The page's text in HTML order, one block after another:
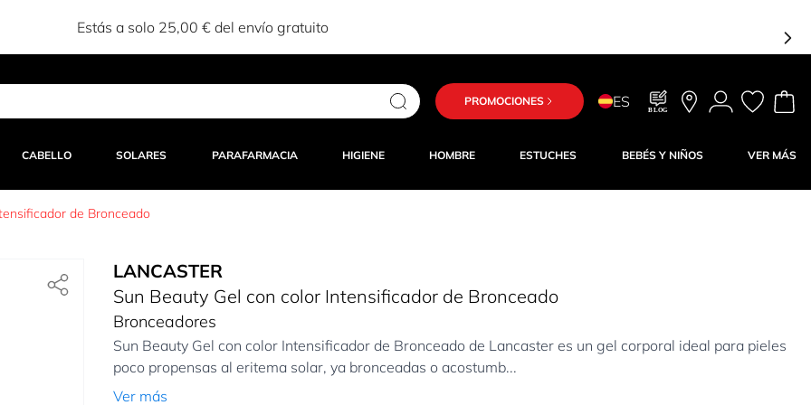
Estás a solo 25,00 € del envío gratuito
PROMOCIONES ES BLOG
CABELLO SOLARES PARAFARMACIA HIGIENE HOMBRE ESTUCHES BEBÉS Y NIÑOS VER MÁS
de Bronceado
LANCASTER
Sun Beauty Gel con color Intensificador de Bronceado
Bronceadores
Sun Beauty Gel con color Intensificador de Bronceado de Lancaster es un gel corporal ideal para pieles
poco propensas al eritema solar, ya bronceadas o acostumb...
Ver más